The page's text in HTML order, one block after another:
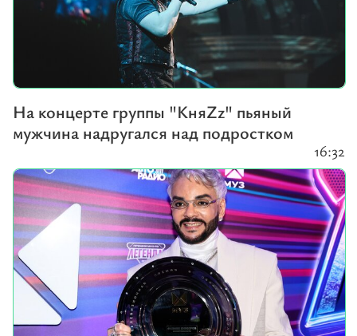
На концерте группы "КняZz" пьяный
мужчина надругался над подростком
16:32